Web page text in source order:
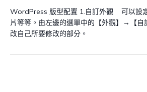
WordPress 版型配置 1.自訂外觀 可以設
片等等。由左邊的選單中的【外觀】→【
改自己所要修改的部分。